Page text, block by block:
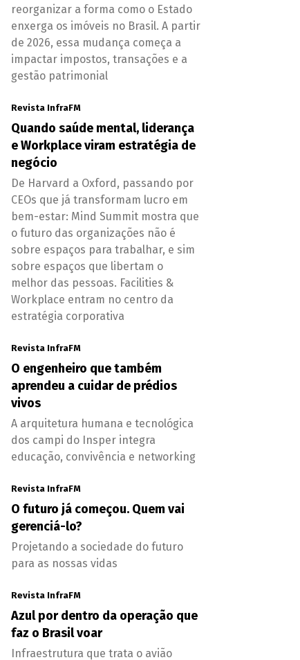
reorganizar a forma como o Estado
enxerga os imóveis no Brasil. A partir
de 2026, essa mudança começa a
impactar impostos, transações e a
gestão patrimonial
Revista InfraFM
Quando saúde mental, liderança
e Workplace viram estratégia de
negócio
De Harvard a Oxford, passando por
CEOs que já transformam lucro em
bem-estar: Mind Summit mostra que
o futuro das organizações não é
sobre espaços para trabalhar, e sim
sobre espaços que libertam o
melhor das pessoas. Facilities &
Workplace entram no centro da
estratégia corporativa
Revista InfraFM
O engenheiro que também
aprendeu a cuidar de prédios
vivos
A arquitetura humana e tecnológica
dos campi do Insper integra
educação, convivência e networking
Revista InfraFM
O futuro já começou. Quem vai
gerenciá-lo?
Projetando a sociedade do futuro
para as nossas vidas
Revista InfraFM
Azul por dentro da operação que
faz o Brasil voar
Infraestrutura que trata o avião